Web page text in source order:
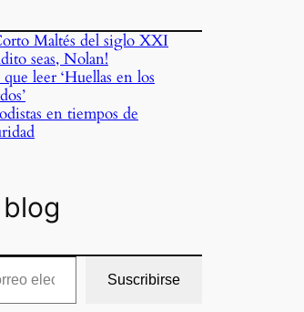
Maltés del siglo XXI
seas, Nolan!
leer ‘Huellas en los
en tiempos de
Suscribirse